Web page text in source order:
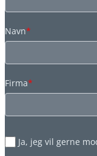
Navn*
Firma*
Ja, jeg vil gerne